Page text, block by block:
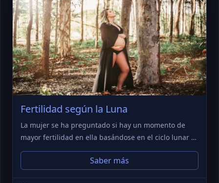
Fertilidad según la Luna
La mujer se ha preguntado si hay un momento de
mayor fertilidad en ella basándose en el ciclo lunar …
Saber más